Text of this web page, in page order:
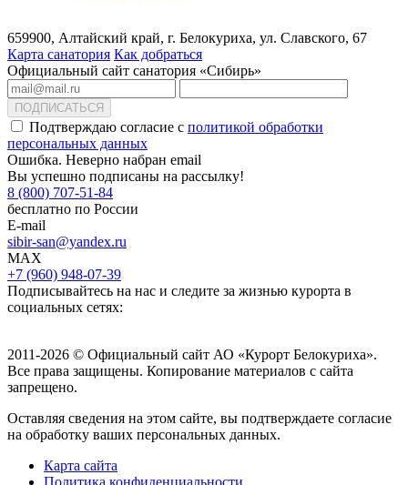
659900, Алтайский край, г. Белокуриха, ул. Славского, 67
Карта санатория Как добраться
Официальный сайт санатория «Сибирь»
ПОДПИСАТЬСЯ
Подтверждаю согласие с политикой обработки
персональных данных
Ошибка. Неверно набран email
Вы успешно подписаны на рассылку!
8 (800) 707-51-84
бесплатно по России
E-mail
sibir-san@yandex.ru
MAX
+7 (960) 948-07-39
Подписывайтесь на нас и следите за жизнью курорта в
социальных сетях:
2011-2026 © Официальный сайт АО «Курорт Белокуриха».
Все права защищены. Копирование материалов с сайта
запрещено.
Оставляя сведения на этом сайте, вы подтверждаете согласие
на обработку ваших персональных данных.
Карта сайта